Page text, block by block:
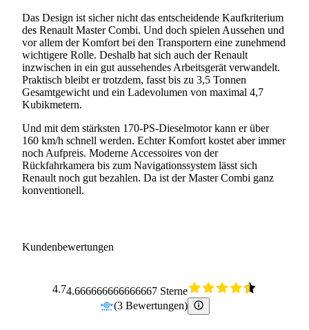
Das Design ist sicher nicht das entscheidende Kaufkriterium
des Renault Master Combi. Und doch spielen Aussehen und
vor allem der Komfort bei den Transportern eine zunehmend
wichtigere Rolle. Deshalb hat sich auch der Renault
inzwischen in ein gut aussehendes Arbeitsgerät verwandelt.
Praktisch bleibt er trotzdem, fasst bis zu 3,5 Tonnen
Gesamtgewicht und ein Ladevolumen von maximal 4,7
Kubikmetern.
Und mit dem stärksten 170-PS-Dieselmotor kann er über
160 km/h schnell werden. Echter Komfort kostet aber immer
noch Aufpreis. Moderne Accessoires von der
Rückfahrkamera bis zum Navigationssystem lässt sich
Renault noch gut bezahlen. Da ist der Master Combi ganz
konventionell.
Kundenbewertungen
4.74.666666666666667 Sterne
(3 Bewertungen)